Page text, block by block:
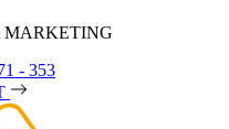
- 353